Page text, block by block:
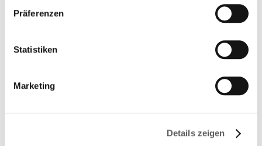
Präferenzen
Statistiken
Marketing
Details zeigen